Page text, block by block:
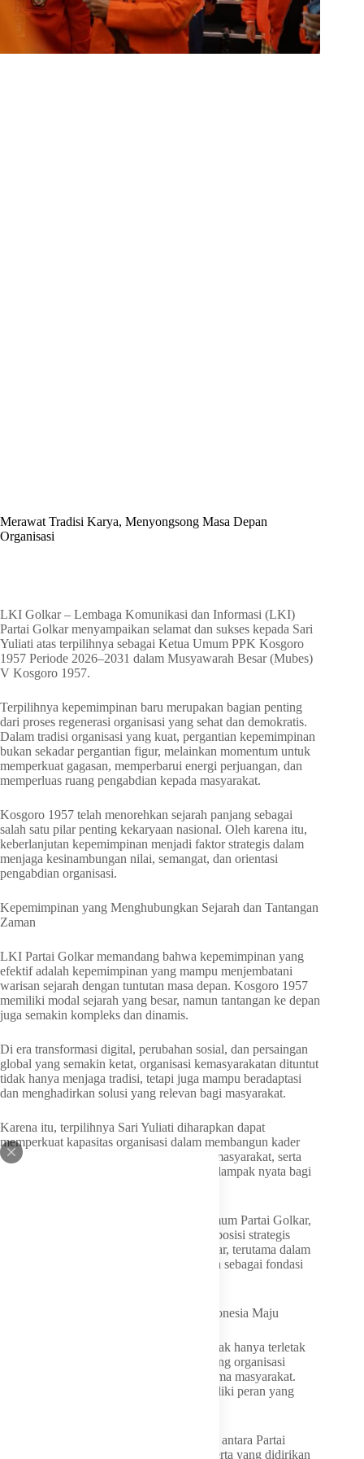
Merawat Tradisi Karya, Menyongsong Masa Depan
Organisasi
LKI Golkar – Lembaga Komunikasi dan Informasi (LKI)
Partai Golkar menyampaikan selamat dan sukses kepada Sari
Yuliati atas terpilihnya sebagai Ketua Umum PPK Kosgoro
1957 Periode 2026–2031 dalam Musyawarah Besar (Mubes)
V Kosgoro 1957.
Terpilihnya kepemimpinan baru merupakan bagian penting
dari proses regenerasi organisasi yang sehat dan demokratis.
Dalam tradisi organisasi yang kuat, pergantian kepemimpinan
bukan sekadar pergantian figur, melainkan momentum untuk
memperkuat gagasan, memperbarui energi perjuangan, dan
memperluas ruang pengabdian kepada masyarakat.
Kosgoro 1957 telah menorehkan sejarah panjang sebagai
salah satu pilar penting kekaryaan nasional. Oleh karena itu,
keberlanjutan kepemimpinan menjadi faktor strategis dalam
menjaga kesinambungan nilai, semangat, dan orientasi
pengabdian organisasi.
Kepemimpinan yang Menghubungkan Sejarah dan Tantangan
Zaman
LKI Partai Golkar memandang bahwa kepemimpinan yang
efektif adalah kepemimpinan yang mampu menjembatani
warisan sejarah dengan tuntutan masa depan. Kosgoro 1957
memiliki modal sejarah yang besar, namun tantangan ke depan
juga semakin kompleks dan dinamis.
Di era transformasi digital, perubahan sosial, dan persaingan
global yang semakin ketat, organisasi kemasyarakatan dituntut
tidak hanya menjaga tradisi, tetapi juga mampu beradaptasi
dan menghadirkan solusi yang relevan bagi masyarakat.
Karena itu, terpilihnya Sari Yuliati diharapkan dapat
memperkuat kapasitas organisasi dalam membangun kader
yang unggul, memperluas pemberdayaan masyarakat, serta
menghadirkan program-program yang berdampak nyata bagi
Sebagaimana yang disampaikan Ketua Umum Partai Golkar,
Bahlil Lahadalia, Kosgoro 1957 memiliki posisi strategis
dalam sejarah dan masa depan Partai Golkar, terutama dalam
penguatan bidang ekonomi dan pendidikan sebagai fondasi
Menguatkan Sinergi Kekaryaan untuk Indonesia Maju
Bagi Partai Golkar, kekuatan organisasi tidak hanya terletak
pada struktur politik, tetapi juga pada jejaring organisasi
kekaryaan yang tumbuh dan bekerja bersama masyarakat.
Dalam konteks itulah Kosgoro 1957 memiliki peran yang
LKI Partai Golkar meyakini bahwa sinergi antara Partai
Golkar dan organisasi-organisasi pendiri serta yang didirikan